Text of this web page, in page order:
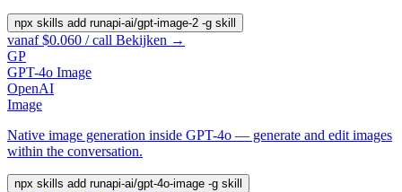
npx skills add runapi-ai/gpt-image-2 -g skill
vanaf $0.060 / call Bekijken →
GP
GPT-4o Image
OpenAI
Image
Native image generation inside GPT-4o — generate and edit images
within the conversation.
npx skills add runapi-ai/gpt-4o-image -g skill